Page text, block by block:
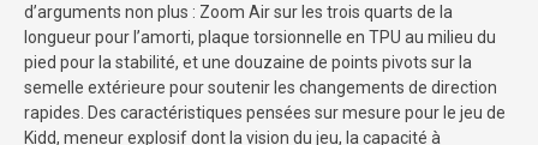
d’arguments non plus : Zoom Air sur les trois quarts de la
longueur pour l’amorti, plaque torsionnelle en TPU au milieu du
pied pour la stabilité, et une douzaine de points pivots sur la
semelle extérieure pour soutenir les changements de direction
rapides. Des caractéristiques pensées sur mesure pour le jeu de
Kidd, meneur explosif dont la vision du jeu, la capacité à